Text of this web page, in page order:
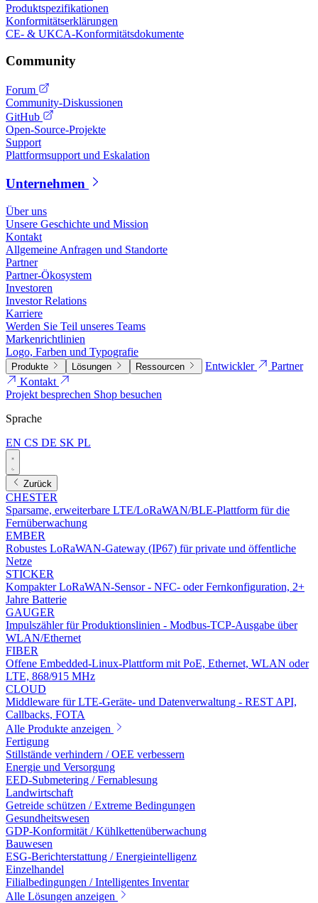
Produktspezifikationen
Konformitätserklärungen
CE- & UKCA-Konformitätsdokumente
Community
Forum
Community-Diskussionen
GitHub
Open-Source-Projekte
Support
Plattformsupport und Eskalation
Unternehmen
Über uns
Unsere Geschichte und Mission
Kontakt
Allgemeine Anfragen und Standorte
Partner
Partner-Ökosystem
Investoren
Investor Relations
Karriere
Werden Sie Teil unseres Teams
Markenrichtlinien
Logo, Farben und Typografie
Produkte Lösungen Ressourcen Entwickler
Partner
Kontakt
Projekt besprechen Shop besuchen
Sprache
EN CS DE SK PL
Zurück
CHESTER
Sparsame, erweiterbare LTE/LoRaWAN/BLE-Plattform für die
Fernüberwachung
EMBER
Robustes LoRaWAN-Gateway (IP67) für private und öffentliche
Netze
STICKER
Kompakter LoRaWAN-Sensor - NFC- oder Fernkonfiguration, 2+
Jahre Batterie
GAUGER
Impulszähler für Produktionslinien - Modbus-TCP-Ausgabe über
WLAN/Ethernet
FIBER
Offene Embedded-Linux-Plattform mit PoE, Ethernet, WLAN oder
LTE, 868/915 MHz
CLOUD
Middleware für LTE-Geräte- und Datenverwaltung - REST API,
Callbacks, FOTA
Alle Produkte anzeigen
Fertigung
Stillstände verhindern / OEE verbessern
Energie und Versorgung
EED-Submetering / Fernablesung
Landwirtschaft
Getreide schützen / Extreme Bedingungen
Gesundheitswesen
GDP-Konformität / Kühlkettenüberwachung
Bauwesen
ESG-Berichterstattung / Energieintelligenz
Einzelhandel
Filialbedingungen / Intelligentes Inventar
Alle Lösungen anzeigen